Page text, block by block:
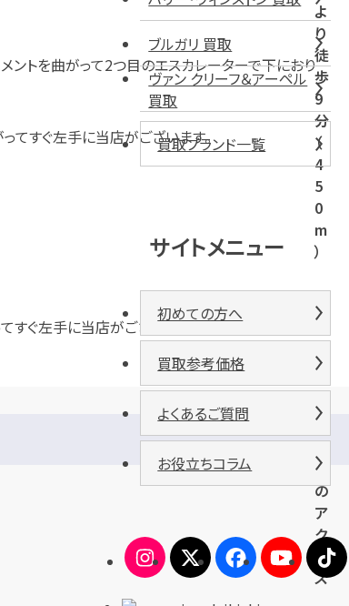
よ
り
徒
歩
9
分
（
4
5
0
m
）
ントを曲がって2つ目のエスカレーターで下におり
すぐ左手に当店がございます。
お
車
で
の
ア
ク
セ
ス
ブルガリ 買取
ヴァン クリーフ＆アーペル
買取
買取ブランド一覧
サイトメニュー
初めての方へ
買取参考価格
よくあるご質問
お役立ちコラム